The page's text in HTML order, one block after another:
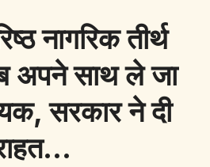
नागरिक तीर्थ
अपने साथ ले जा
सरकार ने दी